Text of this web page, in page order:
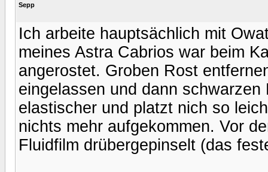
Sepp
Ich arbeite hauptsächlich mit
meines Astra Cabrios war beim
angerostet. Groben Rost
eingelassen und dann
elastischer und platzt nich so
nichts mehr aufgekommen. Vor
Fluidfilm drübergepinselt (das